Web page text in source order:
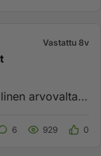
Vastattu 8v
arvovalta
6 929 0